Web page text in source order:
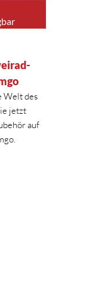
€
Welt des
jetzt
auf